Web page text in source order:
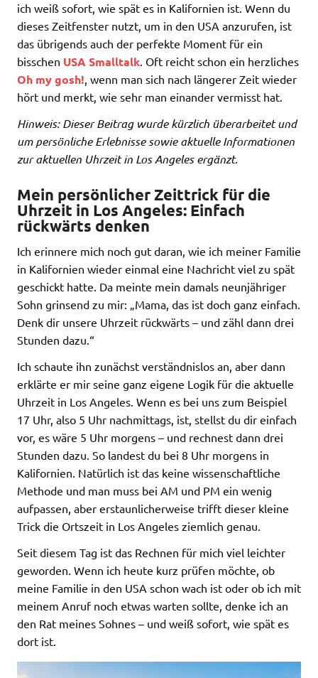
ich weiß sofort, wie spät es in Kalifornien ist. Wenn du
dieses Zeitfenster nutzt, um in den USA anzurufen, ist
das übrigends auch der perfekte Moment für ein
bisschen USA Smalltalk. Oft reicht schon ein herzliches
Oh my gosh!, wenn man sich nach längerer Zeit wieder
hört und merkt, wie sehr man einander vermisst hat.
Hinweis: Dieser Beitrag wurde kürzlich überarbeitet und
um persönliche Erlebnisse sowie aktuelle Informationen
zur aktuellen Uhrzeit in Los Angeles ergänzt.
Mein persönlicher Zeittrick für die
Uhrzeit in Los Angeles: Einfach
rückwärts denken
Ich erinnere mich noch gut daran, wie ich meiner Familie
in Kalifornien wieder einmal eine Nachricht viel zu spät
geschickt hatte. Da meinte mein damals neunjähriger
Sohn grinsend zu mir: „Mama, das ist doch ganz einfach.
Denk dir unsere Uhrzeit rückwärts – und zähl dann drei
Stunden dazu.“
Ich schaute ihn zunächst verständnislos an, aber dann
erklärte er mir seine ganz eigene Logik für die aktuelle
Uhrzeit in Los Angeles. Wenn es bei uns zum Beispiel
17 Uhr, also 5 Uhr nachmittags, ist, stellst du dir einfach
vor, es wäre 5 Uhr morgens – und rechnest dann drei
Stunden dazu. So landest du bei 8 Uhr morgens in
Kalifornien. Natürlich ist das keine wissenschaftliche
Methode und man muss bei AM und PM ein wenig
aufpassen, aber erstaunlicherweise trifft dieser kleine
Trick die Ortszeit in Los Angeles ziemlich genau.
Seit diesem Tag ist das Rechnen für mich viel leichter
geworden. Wenn ich heute kurz prüfen möchte, ob
meine Familie in den USA schon wach ist oder ob ich mit
meinem Anruf noch etwas warten sollte, denke ich an
den Rat meines Sohnes – und weiß sofort, wie spät es
dort ist.